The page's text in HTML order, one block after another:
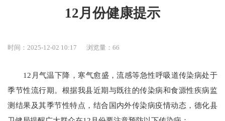
12月份健康提示
时间：2025-12-02 10:17 浏览量：66
12月气温下降，寒气愈盛，流感等急性呼吸道传染病处于
季节性流行期。根据我县近期与既往的传染病和食源性疾病监
测结果及其季节性特点，结合国内外传染病疫情动态，德化县